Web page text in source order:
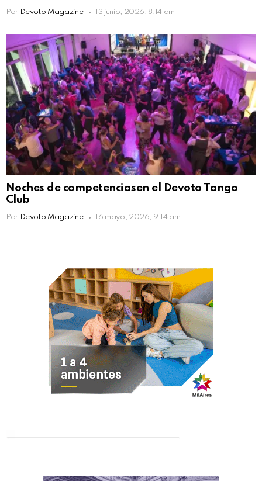
Por Devoto Magazine 13 junio, 2026, 8:14 am
Noches de competenciasen el Devoto Tango
Club
Por Devoto Magazine 16 mayo, 2026, 9:14 am